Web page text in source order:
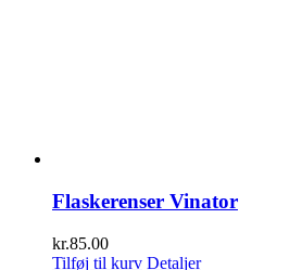
Flaskerenser Vinator
kr.85.00
Tilføj til kurv Detaljer